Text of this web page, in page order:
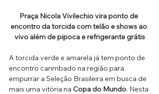
Praça Nicola Vivilechio vira ponto de
encontro da torcida com telão e shows ao
vivo além de pipoca e refrigerante grátis
A torcida verde e amarela já tem ponto de
encontro carimbado na região para
empurrar a Seleção Brasileira em busca de
mais uma vitória na Copa do Mundo. Nesta